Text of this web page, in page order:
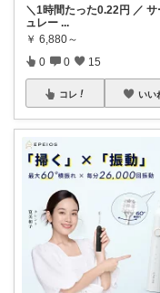
＼1時間たった0.22円 ／ サ
ュレー ...
￥ 6,880～
0 0 15
コレ いい